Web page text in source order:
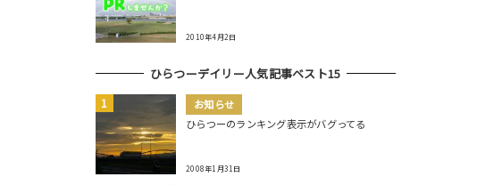
2010年4月2日
ひらつーデイリー人気記事ベスト15
お知らせ
ひらつーのランキング表示がバグってる
2008年1月31日